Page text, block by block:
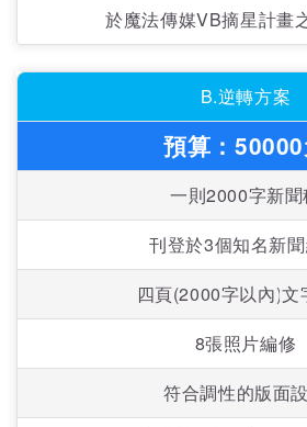
於魔法傳媒VB摘星計畫
B.逆轉方案
預算：
一則2000字新聞
刊登於3個知名新
四頁(2000字以內)文
8張照片編修
符合調性的版面